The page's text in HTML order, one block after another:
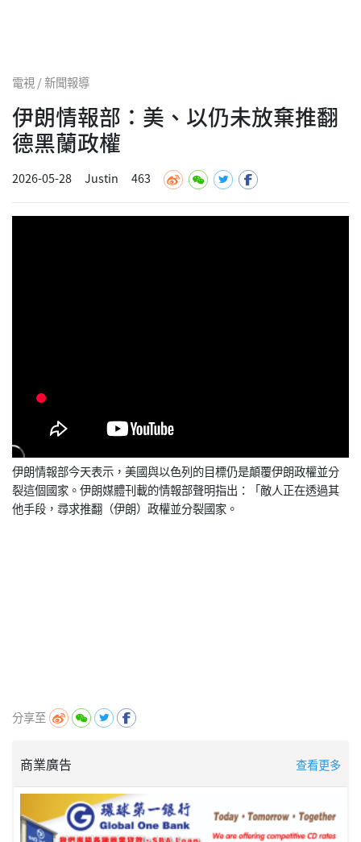
電視 / 新聞報導
伊朗情報部：美、以仍未放棄推翻
德黑蘭政權
2026-05-28 Justin 463
伊朗情報部今天表示，美國與以色列的目標仍是顛覆伊朗政權並分
裂這個國家。伊朗媒體刊載的情報部聲明指出：「敵人正在透過其
他手段，尋求推翻（伊朗）政權並分裂國家。
分享至
商業廣告 查看更多